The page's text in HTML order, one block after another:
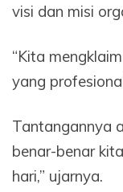
visi dan misi
“Kita
yang
Tantangannya
benar-benar
hari,” ujarnya.